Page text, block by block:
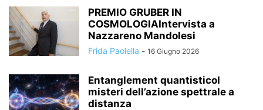
PREMIO GRUBER IN
COSMOLOGIAIntervista a
Nazzareno Mandolesi
Frida Paolella - 16 Giugno 2026
Entanglement quantisticoI
misteri dell’azione spettrale a
distanza